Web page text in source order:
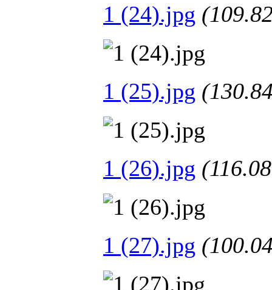
1 (24).jpg
1 (25).jpg
1 (26).jpg
1 (27).jpg